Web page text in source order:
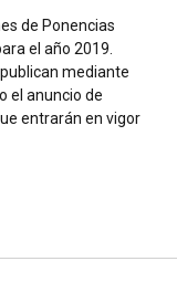
de Ponencias
el año 2019.
mediante
el anuncio de
entrarán en vigor